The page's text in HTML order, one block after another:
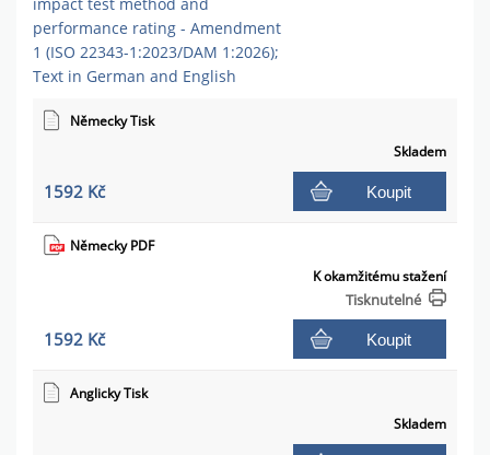
performance rating - Amendment
1 (ISO 22343-1:2023/DAM 1:2026);
Text in German and English
Německy Tisk
Skladem
1592 Kč Koupit
Německy PDF
K okamžitému stažení
Tisknutelné
1592 Kč Koupit
Anglicky Tisk
Skladem